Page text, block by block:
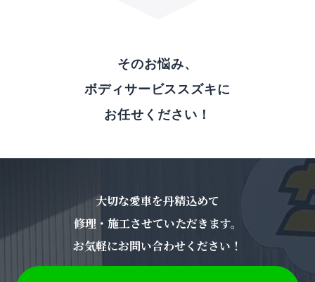
そのお悩み、
ボディサービススズキに
お任せください！
大切な愛車を丹精込めて
修理・施工させていただきます。
お気軽にお問い合わせください！